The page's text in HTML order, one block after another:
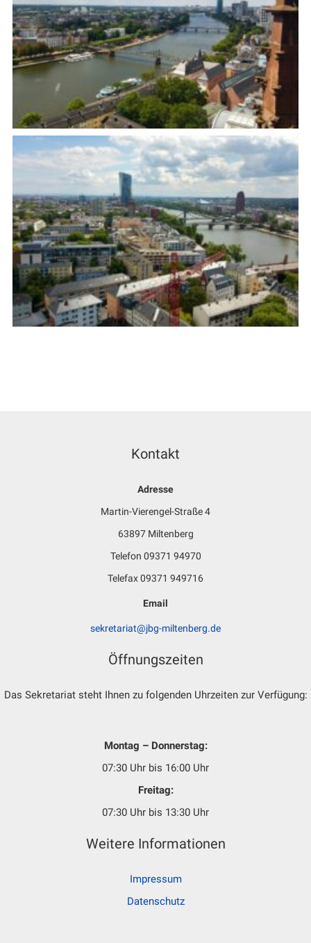
Kontakt
Adresse
Martin-Vierengel-Straße 4
63897 Miltenberg
Telefon 09371 94970
Telefax 09371 949716
Email
sekretariat@jbg-miltenberg.de
Öffnungszeiten
Das Sekretariat steht Ihnen zu folgenden Uhrzeiten zur Verfügung:
Montag – Donnerstag:
07:30 Uhr bis 16:00 Uhr
Freitag:
07:30 Uhr bis 13:30 Uhr
Weitere Informationen
Impressum
Datenschutz